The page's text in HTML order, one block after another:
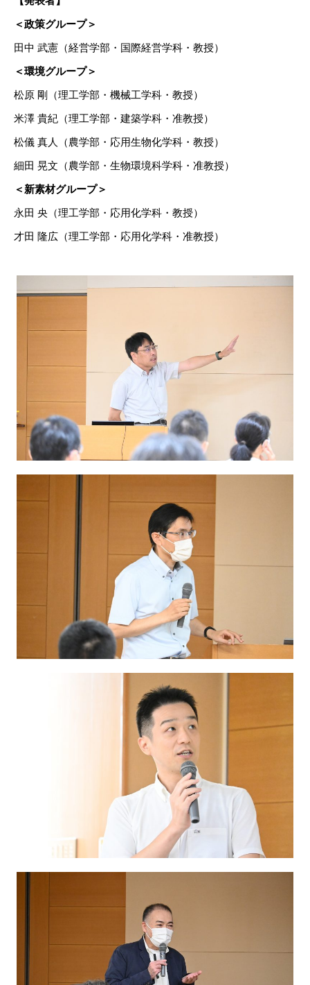
＜政策グループ＞
田中 武憲（経営学部・国際経営学科・教授）
＜環境グループ＞
松原 剛（理工学部・機械工学科・教授）
米澤 貴紀（理工学部・建築学科・准教授）
松儀 真人（農学部・応用生物化学科・教授）
細田 晃文（農学部・生物環境科学科・准教授）
＜新素材グループ＞
永田 央（理工学部・応用化学科・教授）
才田 隆広（理工学部・応用化学科・准教授）